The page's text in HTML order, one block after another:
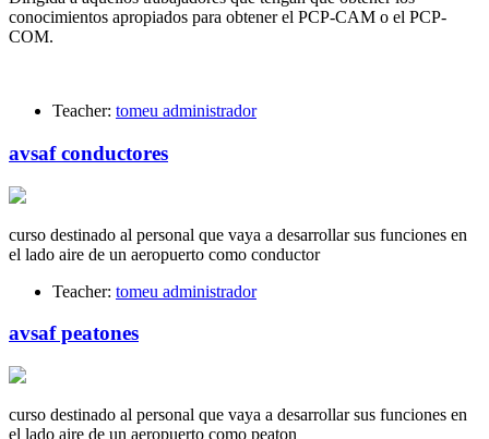
conocimientos apropiados para obtener el PCP-CAM o el PCP-
COM.
Teacher: tomeu administrador
avsaf conductores
curso destinado al personal que vaya a desarrollar sus funciones en
el lado aire de un aeropuerto como conductor
Teacher: tomeu administrador
avsaf peatones
curso destinado al personal que vaya a desarrollar sus funciones en
el lado aire de un aeropuerto como peaton